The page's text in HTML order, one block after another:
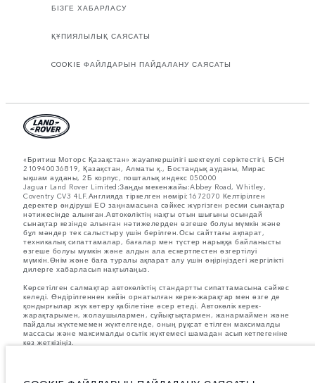
БІЗГЕ ХАБАРЛАСУ
ҚҰПИЯЛЫЛЫҚ САЯСАТЫ
COOKIE ФАЙЛДАРЫН ПАЙДАЛАНУ САЯСАТЫ
«Бритиш Моторс Қазақстан» жауапкершілігі шектеулі серіктестігі, БСН
210940036819, Қазақстан, Алматы қ., Бостандық ауданы, Мирас
ықшам ауданы, 2Б корпус, пошталық индекс 050000
Jaguar Land Rover Limited:Заңды мекенжайы:Abbey Road, Whitley,
Coventry CV3 4LF.Англияда тіркелген нөмірі:1672070 Келтірілген
деректер өндіруші ЕО заңнамасына сәйкес жүргізген ресми сынақтар
нәтижесінде алынған.Автокөліктің нақты отын шығыны осындай
сынақтар кезінде алынған нәтижелерден өзгеше болуы мүмкін және
бұл мәндер тек салыстыру үшін берілген.Осы сайттағы ақпарат,
техникалық сипаттамалар, бағалар мен түстер нарыққа байланысты
өзгеше болуы мүмкін және алдын ала ескертпестен өзгертілуі
мүмкін.Өнім және баға туралы ақпарат алу үшін өңіріңіздегі жергілікті
дилерге хабарласып нақтылаңыз.
Көрсетілген салмақтар автокөліктің стандартты сипаттамасына сәйкес
келеді. Өндірілгеннен кейін орнатылған керек-жарақтар мен өзге де
қондырғылар жүк көтеру қабілетіне әсер етеді. Автокөлік керек-
жарақтарымен, жолаушылармен, сұйықтықтармен, жанармаймен және
пайдалы жүктемемен жүктелгенде, оның рұқсат етілген максималды
массасы және максималды осьтік жүктемесі шамадан асып кетпегеніне
көз жеткізіңіз.
құрастыру сипаттамаларына, опциялардың қолжетімділігіне және